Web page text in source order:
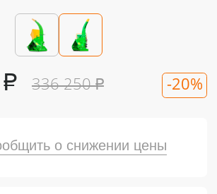
336 250₽ -20%
₽
о снижении цены